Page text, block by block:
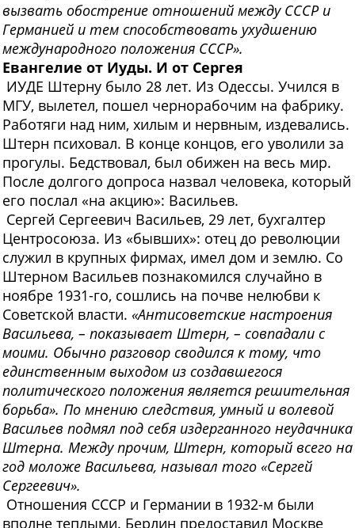
вызвать обострение отношений между СССР и
Германией и тем способствовать ухудшению
международного положения СССР».
Евангелие от Иуды. И от Сергея
ИУДЕ Штерну было 28 лет. Из Одессы. Учился в
МГУ, вылетел, пошел чернорабочим на фабрику.
Работяги над ним, хилым и нервным, издевались.
Штерн психовал. В конце концов, его уволили за
прогулы. Бедствовал, был обижен на весь мир.
После долгого допроса назвал человека, который
его послал «на акцию»: Васильев.
Сергей Сергеевич Васильев, 29 лет, бухгалтер
Центросоюза. Из «бывших»: отец до революции
служил в крупных фирмах, имел дом и землю. Со
Штерном Васильев познакомился случайно в
ноябре 1931-го, сошлись на почве нелюбви к
Советской власти. «Антисоветские настроения
Васильева, – показывает Штерн, – совпадали с
моими. Обычно разговор сводился к тому, что
единственным выходом из создавшегося
политического положения является решительная
борьба». По мнению следствия, умный и волевой
Васильев подмял под себя издерганного неудачника
Штерна. Между прочим, Штерн, который всего на
год моложе Васильева, называл того «Сергей
Сергеевич».
Отношения СССР и Германии в 1932-м были
вполне теплыми. Берлин предоставил Москве